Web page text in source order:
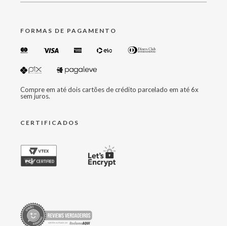
FORMAS DE PAGAMENTO
Compre em até dois cartões de crédito parcelado em até 6x
sem juros.
CERTIFICADOS